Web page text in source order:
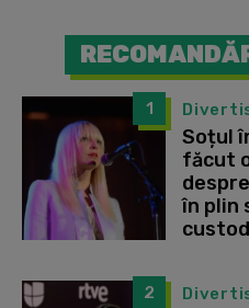
1
Soțul
făcut
în plin
2